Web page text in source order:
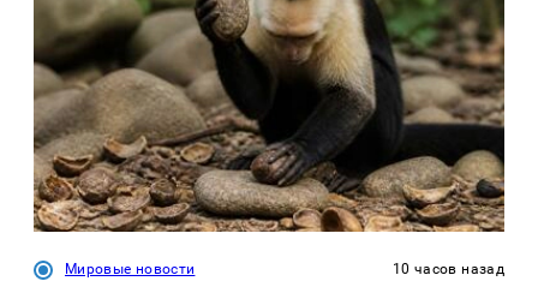
Мировые новости 10 часов назад